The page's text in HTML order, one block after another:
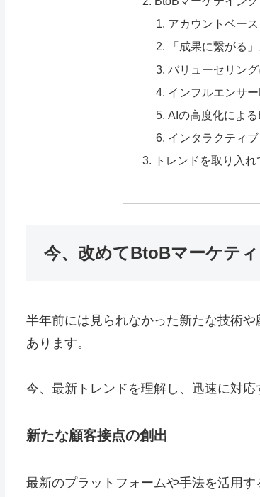
アカウントベー
「成果に繋がる
バリューセリン
インフルエンサ
AIの高度化によ
インタラクティ
トレンドを取り入
今、改めてBtoBマーケテ
半年前には見られなかった新たな技術
あります。
今、最新トレンドを理解し、迅速に対
新たな顧客接点の創出
最新のプラットフォームや手法を活用